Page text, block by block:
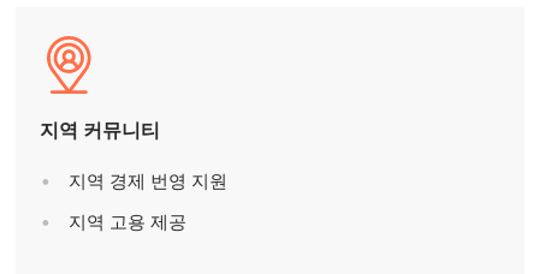
Mowi France
Mowi Germany
Mowi Ireland
Mowi Italy
Mowi Netherlands
지역 커뮤니티
지역 경제 번영 지원
지역 고용 제공